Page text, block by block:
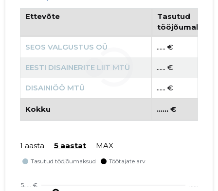
Ettevõte
Tasutud
tööjõumaksud
SEOS VALGUSTUS OÜ ...... €
EESTI DISAINERITE LIIT MTÜ ...... €
DISAINIÖÖ MTÜ ...... €
Kokku ...... €
1 aasta 5 aastat MAX